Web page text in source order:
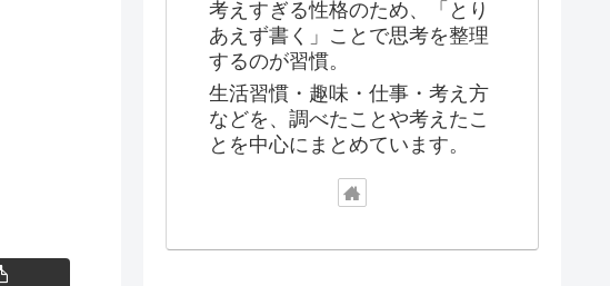
考えすぎる性格のため、「とり
あえず書く」ことで思考を整理
するのが習慣。
生活習慣・趣味・仕事・考え方
などを、調べたことや考えたこ
とを中心にまとめています。